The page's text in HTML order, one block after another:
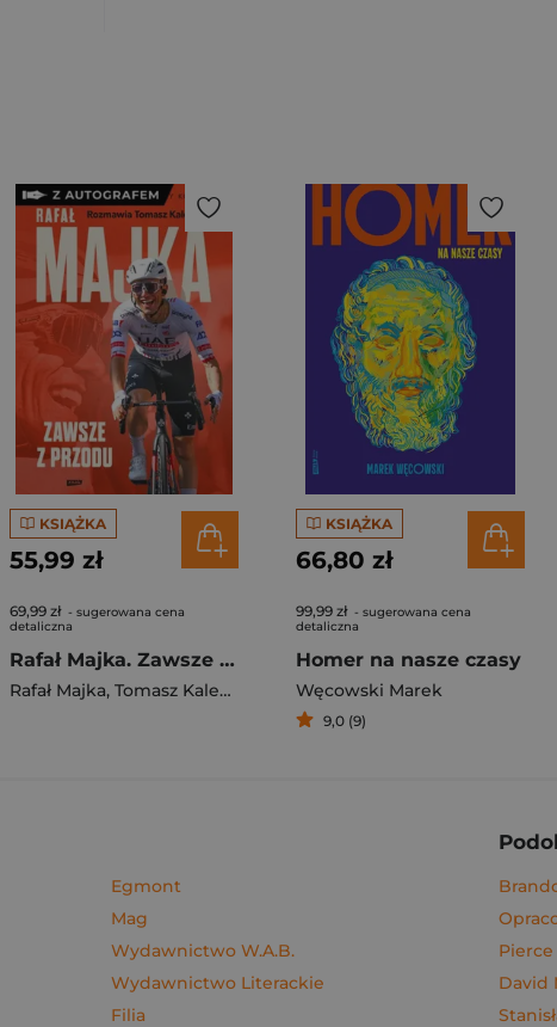
KSIĄŻKA
55,99 zł
69,99 zł - sugerowana cena
detaliczna
Rafał Majka. Zawsze z przodu. Rozmawia Tomasz Kalemba - książka z autografem
Rafał Majka, Tomasz Kalemba
KSIĄŻKA
66,80 zł
99,99 zł - sugerowana cena
detaliczna
Homer na nasze czasy
Węcowski Marek
9,0 (9)
Egmont
Mag
Wydawnictwo W.A.B.
Wydawnictwo Literackie
Filia
David